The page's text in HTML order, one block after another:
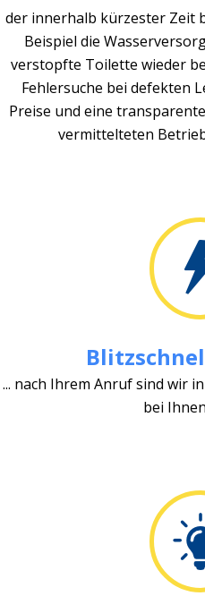
der innerhalb kürzester Zeit
Beispiel die
verstopfte Toilette wieder
Fehlersuche bei defekten
Preise und eine
vermittelteten
... nach Ihrem Anruf sind wir
bei